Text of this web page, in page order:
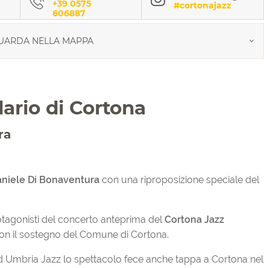
+39 0575
606887
#cortonajazz
NELLA MAPPA
di Cortona
Di Bonaventura con una riproposizione speciale del
del concerto anteprima delCortona Jazz
il sostegno del Comune di Cortona.
Jazz lo spettacolo fece anche tappa a Cortona nel